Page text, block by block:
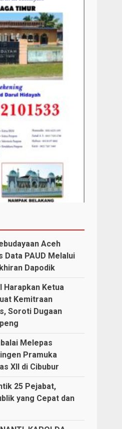
Aceh
Data PAUD Melalui
Dapodik
Harapkan Ketua
Kemitraan
Soroti Dugaan
Melepas
Pramuka
XII di Cibubur
25 Pejabat,
yang Cepat dan